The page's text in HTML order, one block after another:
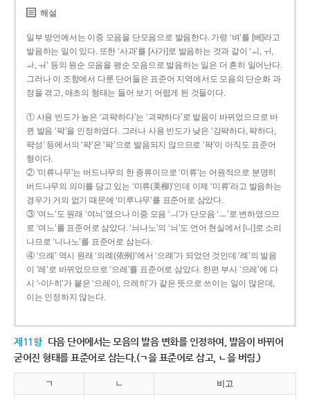
해설
일부 방언에서는 이중 모음을 단모음으로 발음한다. 가령 ‘벼’를 [베]라고
발음하는 일이 있다. 또한 ‘사과’를 [사가]로 발음하는 것과 같이 ‘ㅚ, ㅟ,
ㅘ, ㅝ’ 등의 원순 모음을 평순 모음으로 발음하는 일은 더 흔히 일어난다.
그러나 이 조항에서 다룬 단어들은 표준어 지역에서도 모음의 단순화 과
정을 겪고, 애초의 형태는 들어 보기 어렵게 된 것들이다.
① 사용 빈도가 높은 ‘괴퍅하다’는 ‘괴팍하다’로 발음이 바뀌었으므로 바
뀐 발음 ‘팍’을 인정하였다. 그러나 사용 빈도가 낮은 ‘강퍅하다, 퍅하다,
퍅성’ 등에서의 ‘퍅’은 ‘팍’으로 발음되지 않으므로 ‘퍅’이 아직도 표준어
형이다.
② ‘미류나무’는 버드나무의 한 종류이므로 ‘미류’는 어원적으로 분명히
버드나무의 의미를 담고 있는 ‘미류(美柳)’인데 이제 ‘미류’라고 발음하는
경우가 거의 없기 때문에 ‘미루나무’를 표준어로 삼았다.
③ ‘여느’도 원래 ‘여늬’였으나 이중 모음 ‘ㅢ’가 단모음 ‘ㅡ’로 변하였으므
로 ‘여느’를 표준어로 삼았다. ‘늬나노’의 ‘늬’도 언어 현실에서 [니]로 소리
나므로 ‘니나노’를 표준어로 삼는다.
④ ‘으례’ 역시 원래 ‘의례(依例)’에서 ‘으례’가 되었던 것인데 ‘례’의 발음
이 ‘레’로 바뀌었으므로 ‘으레’를 표준어로 삼았다. 한편 부사 ‘으레’에 다
시 ‘-이/-히’가 붙은 ‘으레이, 으레히’가 같은 뜻으로 쓰이는 일이 많은데,
이는 인정하지 않는다.
제11항 다음 단어에서는 모음의 발음 변화를 인정하여, 발음이 바뀌어
굳어진 형태를 표준어로 삼는다.(ㄱ을 표준어로 삼고, ㄴ을 버림.)
ㄱ ㄴ 비고